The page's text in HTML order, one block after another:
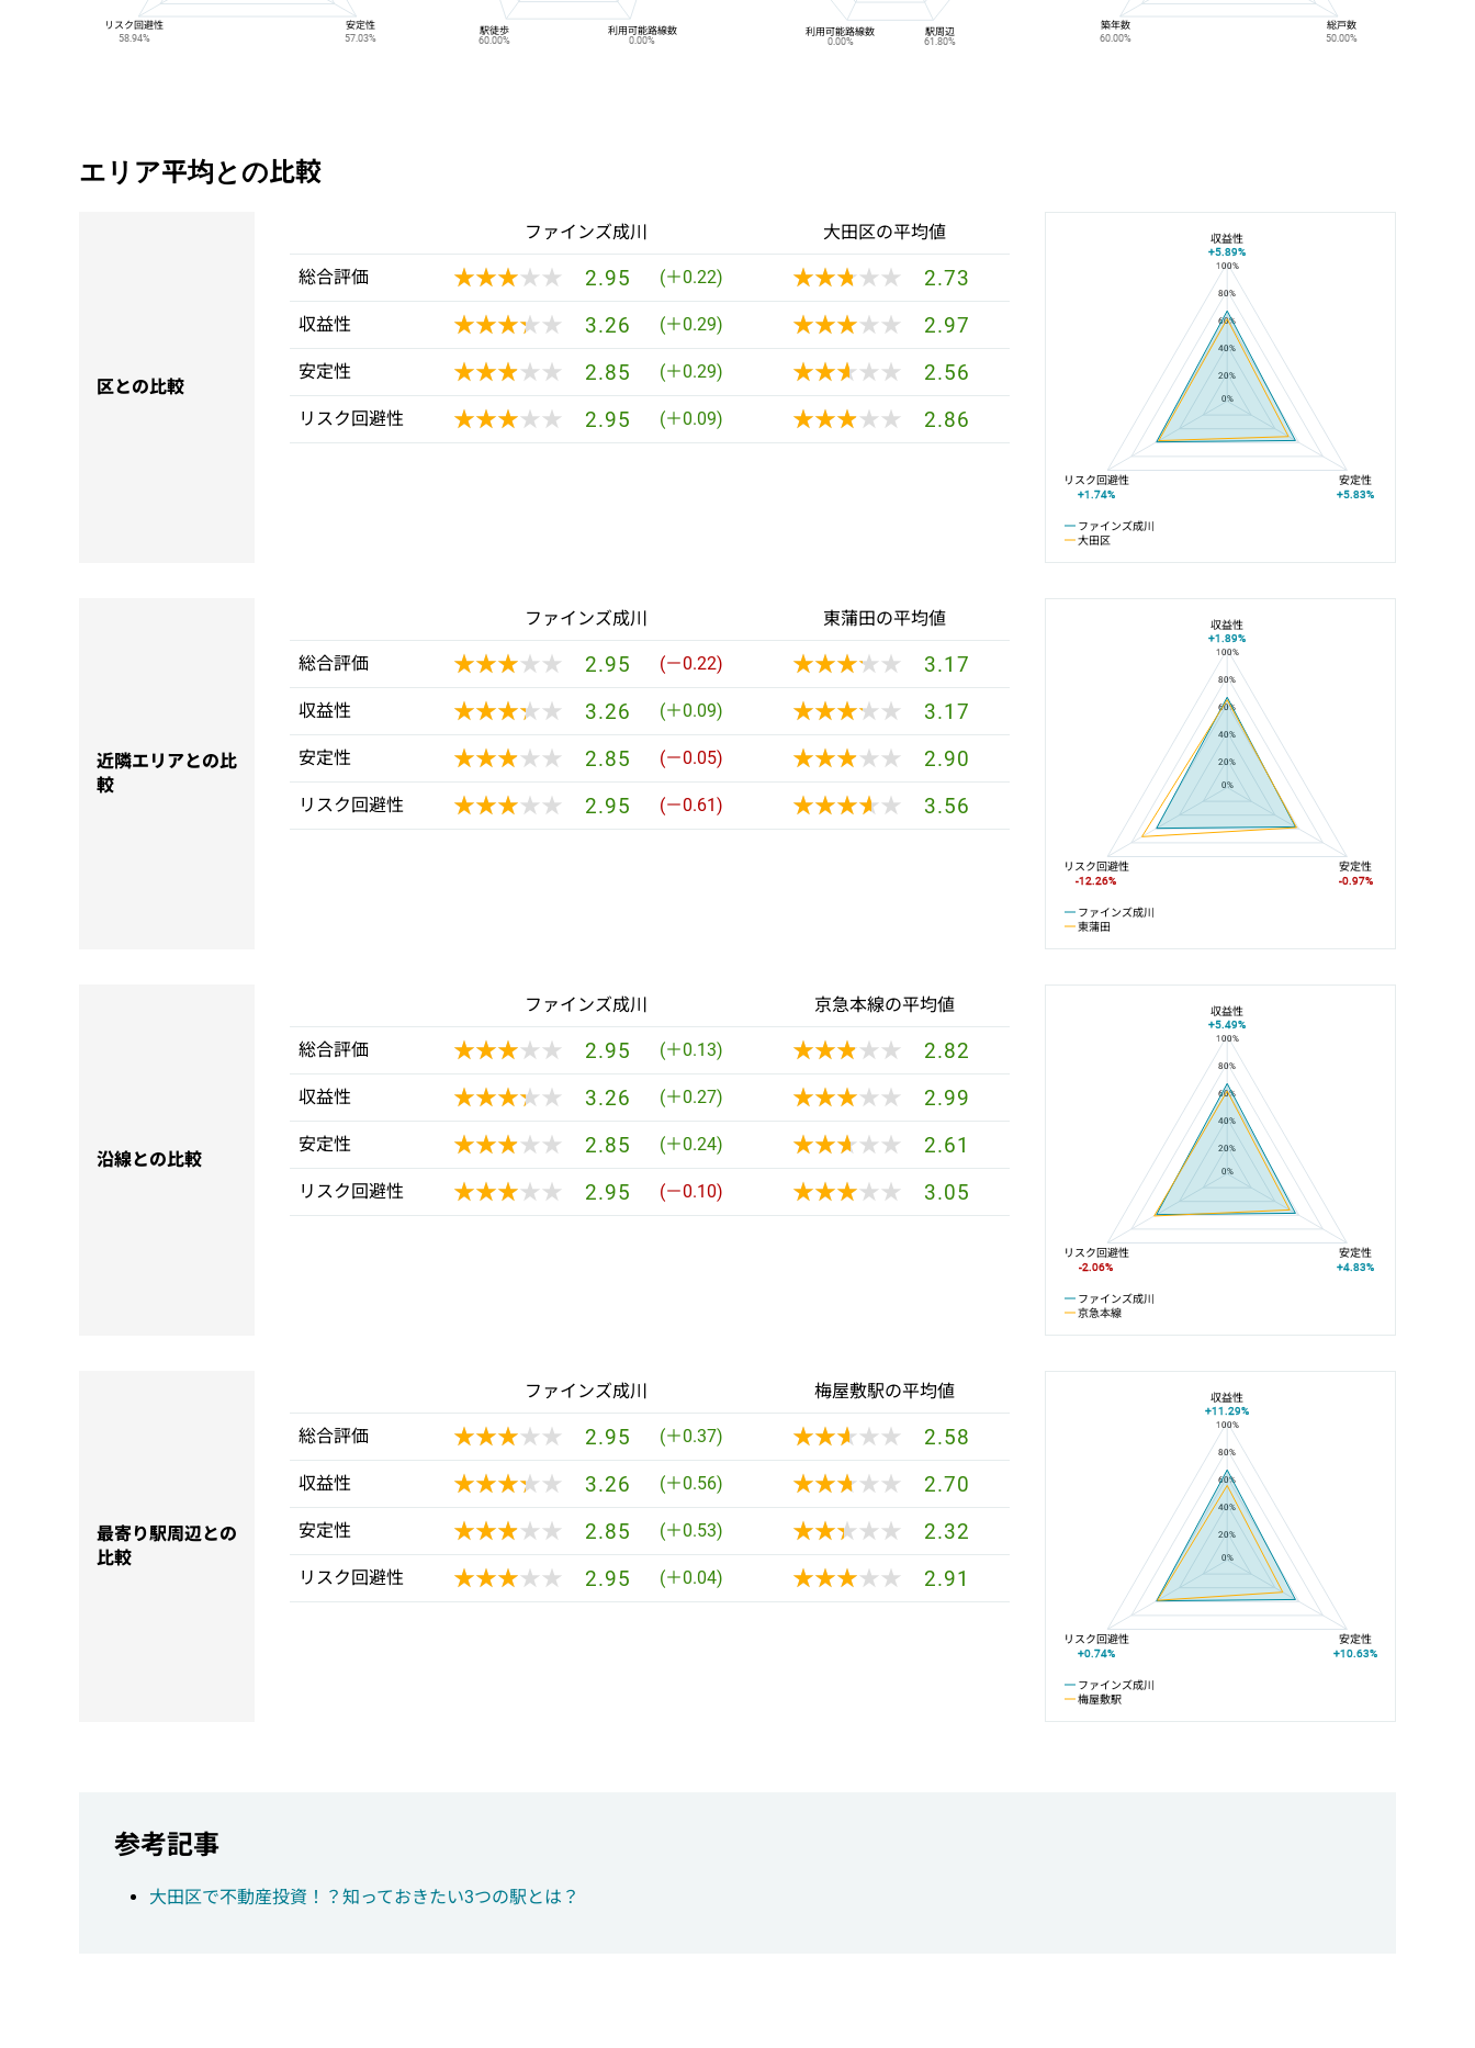
リスク回避性
58.94%
安定性
57.03%
駅徒歩
60.00%
利用可能路線数
0.00%
利用可能路線数
0.00%
駅周辺
61.80%
築年数
60.00%
総戸数
50.00%
エリア平均との比較
区との比較
ファインズ成川 大田区の平均値
総合評価 ★★★★★
★★★★★ 2.95 (＋0.22) ★★★★★
★★★★★ 2.73
収益性 ★★★★★
★★★★★ 3.26 (＋0.29) ★★★★★
★★★★★ 2.97
安定性 ★★★★★
★★★★★ 2.85 (＋0.29) ★★★★★
★★★★★ 2.56
リスク回避性 ★★★★★
★★★★★ 2.95 (＋0.09) ★★★★★
★★★★★ 2.86
ファインズ成川と大田区の平均値の総合評価の比較
100%
80%
60%
40%
20%
0%
ファインズ成川
大田区
収益性
+5.89%
リスク回避性
+1.74%
安定性
+5.83%
近隣エリアとの比
較
ファインズ成川 東蒲田の平均値
総合評価 ★★★★★
★★★★★ 2.95 (－0.22) ★★★★★
★★★★★ 3.17
収益性 ★★★★★
★★★★★ 3.26 (＋0.09) ★★★★★
★★★★★ 3.17
安定性 ★★★★★
★★★★★ 2.85 (－0.05) ★★★★★
★★★★★ 2.90
リスク回避性 ★★★★★
★★★★★ 2.95 (－0.61) ★★★★★
★★★★★ 3.56
ファインズ成川と東蒲田の平均値の総合評価の比較
100%
80%
60%
40%
20%
0%
ファインズ成川
東蒲田
収益性
+1.89%
リスク回避性
-12.26%
安定性
-0.97%
沿線との比較
ファインズ成川 京急本線の平均値
総合評価 ★★★★★
★★★★★ 2.95 (＋0.13) ★★★★★
★★★★★ 2.82
収益性 ★★★★★
★★★★★ 3.26 (＋0.27) ★★★★★
★★★★★ 2.99
安定性 ★★★★★
★★★★★ 2.85 (＋0.24) ★★★★★
★★★★★ 2.61
リスク回避性 ★★★★★
★★★★★ 2.95 (－0.10) ★★★★★
★★★★★ 3.05
ファインズ成川と京急本線の平均値の総合評価の比較
100%
80%
60%
40%
20%
0%
ファインズ成川
京急本線
収益性
+5.49%
リスク回避性
-2.06%
安定性
+4.83%
最寄り駅周辺との
比較
ファインズ成川 梅屋敷駅の平均値
総合評価 ★★★★★
★★★★★ 2.95 (＋0.37) ★★★★★
★★★★★ 2.58
収益性 ★★★★★
★★★★★ 3.26 (＋0.56) ★★★★★
★★★★★ 2.70
安定性 ★★★★★
★★★★★ 2.85 (＋0.53) ★★★★★
★★★★★ 2.32
リスク回避性 ★★★★★
★★★★★ 2.95 (＋0.04) ★★★★★
★★★★★ 2.91
ファインズ成川と梅屋敷駅の平均値の総合評価の比較
100%
80%
60%
40%
20%
0%
ファインズ成川
梅屋敷駅
収益性
+11.29%
リスク回避性
+0.74%
安定性
+10.63%
参考記事
大田区で不動産投資！？知っておきたい3つの駅とは？